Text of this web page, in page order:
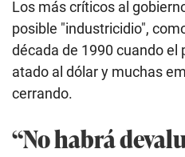
Los más críticos al
posible "industricidio",
década de 1990 cuando el
atado al dólar y muchas
cerrando.
“No habrá